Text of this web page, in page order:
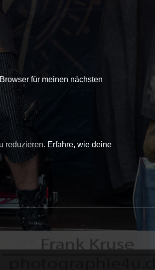
für meinen nächsten
reduzieren. Erfahre, wie deine